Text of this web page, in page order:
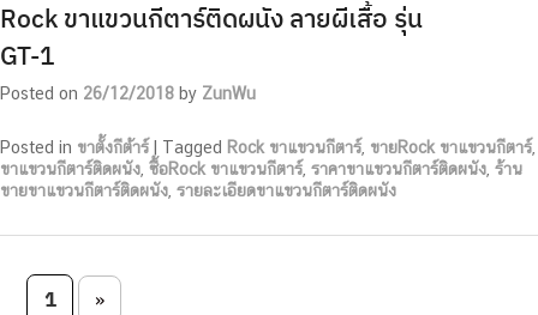
Rock ขาแขวนกีตาร์ติดผนัง ลายผีเสื้อ รุ่น
GT-1
Posted on 26/12/2018 by ZunWu
Posted in ขาตั้งกีต้าร์ Tagged Rock ขาแขวนกีตาร์, ขายRock ขาแขวนกีตาร์,
ขาแขวนกีตาร์ติดผนัง, ซื้อRock ขาแขวนกีตาร์, ราคาขาแขวนกีตาร์ติดผนัง, ร้าน
ขายขาแขวนกีตาร์ติดผนัง, รายละเอียดขาแขวนกีตาร์ติดผนัง
Post navigation
1 »